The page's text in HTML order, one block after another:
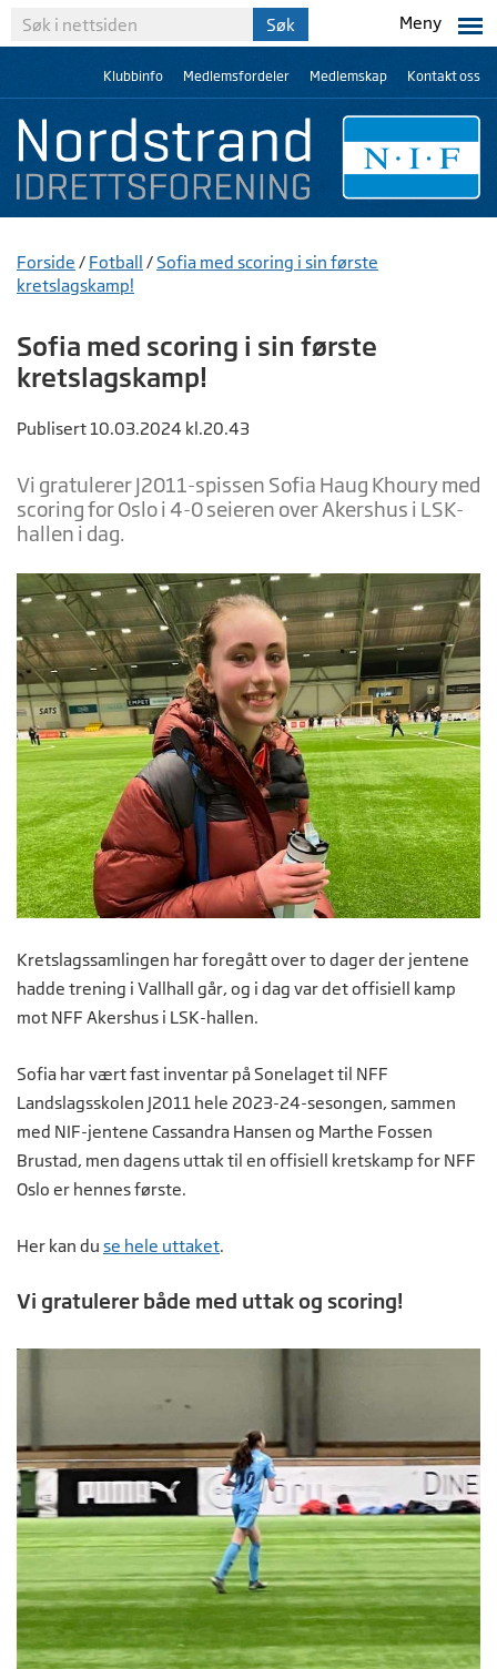
Meny
Klubbinfo Medlemsfordeler Medlemskap Kontakt oss
Forside / Fotball /Sofia med scoring i sin første
kretslagskamp!
Sofia med scoring i sin første
kretslagskamp!
Publisert 10.03.2024 kl.20.43
Vi gratulerer J2011-spissen Sofia Haug Khoury med
scoring for Oslo i 4-0 seieren over Akershus i LSK-
hallen i dag.
Kretslagssamlingen har foregått over to dager der jentene
hadde trening i Vallhall går, og i dag var det offisiell kamp
mot NFF Akershus i LSK-hallen.
Sofia har vært fast inventar på Sonelaget til NFF
Landslagsskolen J2011 hele 2023-24-sesongen, sammen
med NIF-jentene Cassandra Hansen og Marthe Fossen
Brustad, men dagens uttak til en offisiell kretskamp for NFF
Oslo er hennes første.
Her kan du se hele uttaket.
Vi gratulerer både med uttak og scoring!